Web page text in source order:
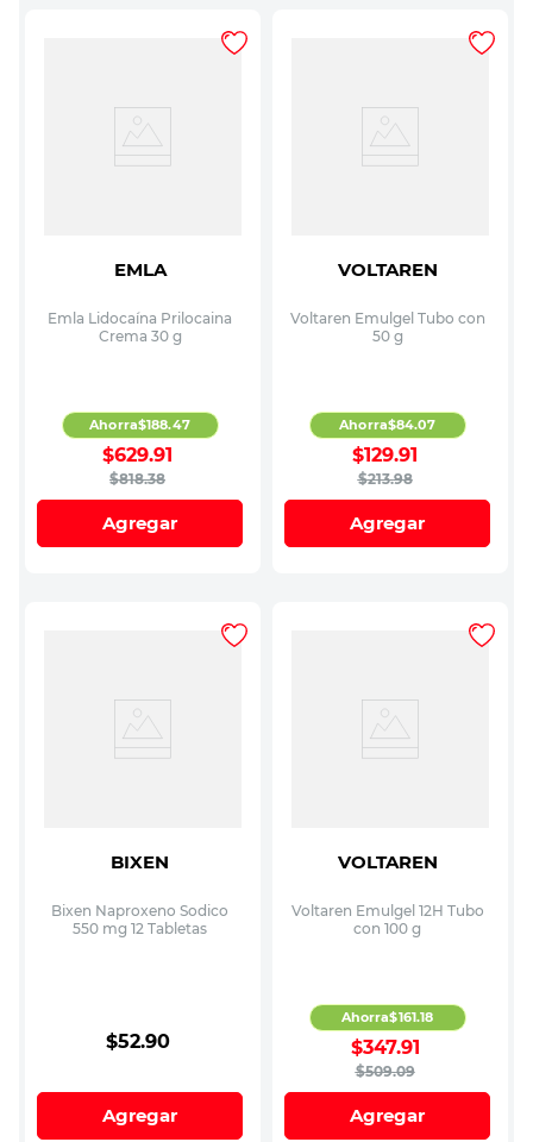
EMLA
Emla Lidocaína Prilocaina
Crema 30 g
$818.38
$629.91
Ahorra$188.47
Agregar
VOLTAREN
Voltaren Emulgel Tubo con
50 g
$213.98
$129.91
Ahorra$84.07
Agregar
BIXEN
Bixen Naproxeno Sodico
550 mg 12 Tabletas
$52.90
Agregar
VOLTAREN
Voltaren Emulgel 12H Tubo
con 100 g
$509.09
$347.91
Ahorra$161.18
Agregar